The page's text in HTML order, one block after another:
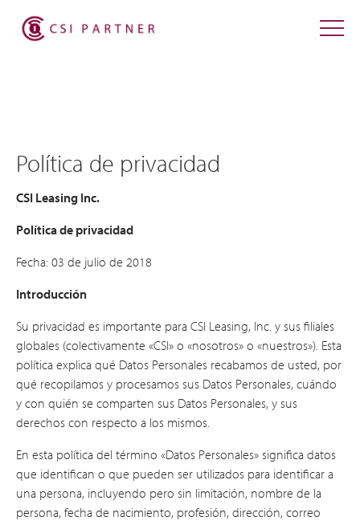
Política de privacidad
CSI Leasing Inc.
Política de privacidad
Fecha: 03 de julio de 2018
Introducción
Su privacidad es importante para CSI Leasing, Inc. y sus filiales
globales (colectivamente «CSI» o «nosotros» o «nuestros»). Esta
política explica qué Datos Personales recabamos de usted, por
qué recopilamos y procesamos sus Datos Personales, cuándo
y con quién se comparten sus Datos Personales, y sus
derechos con respecto a los mismos.
En esta política del término «Datos Personales» significa datos
que identifican o que pueden ser utilizados para identificar a
una persona, incluyendo pero sin limitación, nombre de la
persona, fecha de nacimiento, profesión, dirección, correo